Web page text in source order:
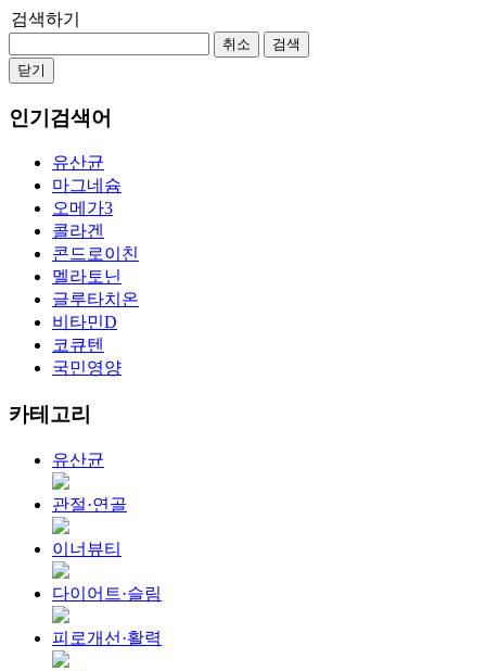
검색하기
취소
검색
닫기
인기검색어
유산균
마그네슘
오메가3
콜라겐
콘드로이친
멜라토닌
글루타치온
비타민D
코큐텐
국민영양
카테고리
유산균
관절·연골
이너뷰티
다이어트·슬림
피로개선·활력